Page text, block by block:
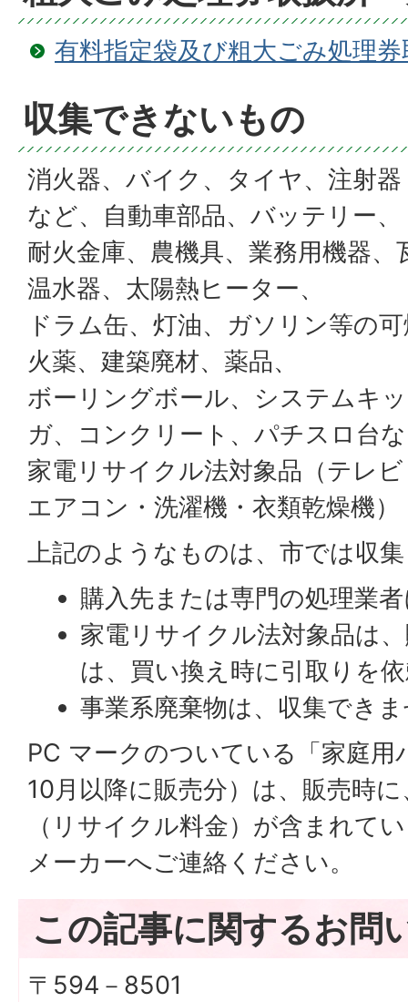
有料指定袋及び粗大ごみ処理
収集できないもの
消火器、バイク、タイヤ、注射
など、自動車部品、バッテリー、
耐火金庫、農機具、業務用機器
温水器、太陽熱ヒーター、
ドラム缶、灯油、ガソリン等の
火薬、建築廃材、薬品、
ボーリングボール、システムキ
ガ、コンクリート、パチスロ台
家電リサイクル法対象品（テレ
エアコン・洗濯機・衣類乾燥機）
上記のようなものは、市では収
購入先または専門の処理業
家電リサイクル法対象品は
は、買い換え時に引取りを
事業系廃棄物は、収集でき
PC マークのついている「家庭用
10月以降に販売分）は、販売時
（リサイクル料金）が含まれて
メーカーへご連絡ください。
この記事に関するお問
〒594－8501